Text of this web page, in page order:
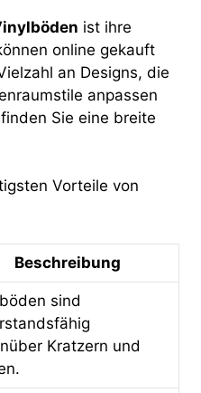
ist ihre
online gekauft
an Designs, die
anpassen
finden Sie eine breite
Vorteile von
Beschreibung
sind
Kratzern und